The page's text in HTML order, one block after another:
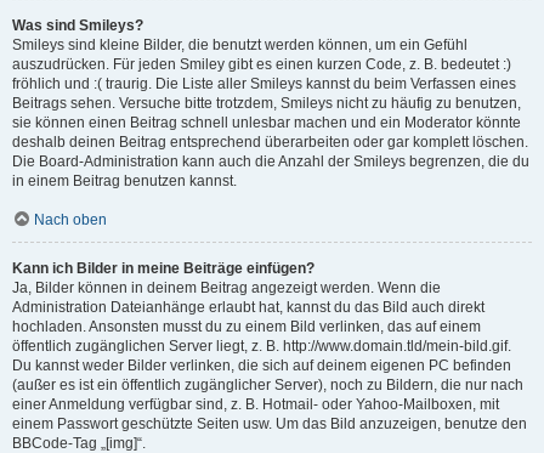
Was sind Smileys?
Smileys sind kleine Bilder, die benutzt werden können, um ein Gefühl
auszudrücken. Für jeden Smiley gibt es einen kurzen Code, z. B. bedeutet :)
fröhlich und :( traurig. Die Liste aller Smileys kannst du beim Verfassen eines
Beitrags sehen. Versuche bitte trotzdem, Smileys nicht zu häufig zu benutzen,
sie können einen Beitrag schnell unlesbar machen und ein Moderator könnte
deshalb deinen Beitrag entsprechend überarbeiten oder gar komplett löschen.
Die Board-Administration kann auch die Anzahl der Smileys begrenzen, die du
in einem Beitrag benutzen kannst.
Nach oben
Kann ich Bilder in meine Beiträge einfügen?
Ja, Bilder können in deinem Beitrag angezeigt werden. Wenn die
Administration Dateianhänge erlaubt hat, kannst du das Bild auch direkt
hochladen. Ansonsten musst du zu einem Bild verlinken, das auf einem
öffentlich zugänglichen Server liegt, z. B. http://www.domain.tld/mein-bild.gif.
Du kannst weder Bilder verlinken, die sich auf deinem eigenen PC befinden
(außer es ist ein öffentlich zugänglicher Server), noch zu Bildern, die nur nach
einer Anmeldung verfügbar sind, z. B. Hotmail- oder Yahoo-Mailboxen, mit
einem Passwort geschützte Seiten usw. Um das Bild anzuzeigen, benutze den
BBCode-Tag „[img]“.